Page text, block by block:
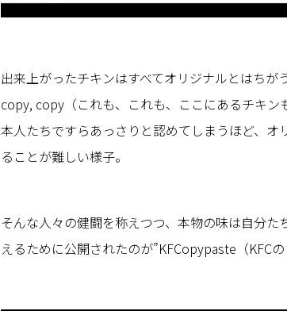
出来上がったチキンはすべてオリジナルとはちが
copy, copy（これも、これも、ここにあるチキン
本人たちですらあっさりと認めてしまうほど、オ
ることが難しい様子。
そんな人々の健闘を称えつつ、本物の味は自分
えるために公開されたのが”KFCopypaste（KFCの